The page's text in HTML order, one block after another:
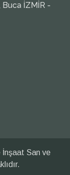
İZMİR -
İnşaat San ve